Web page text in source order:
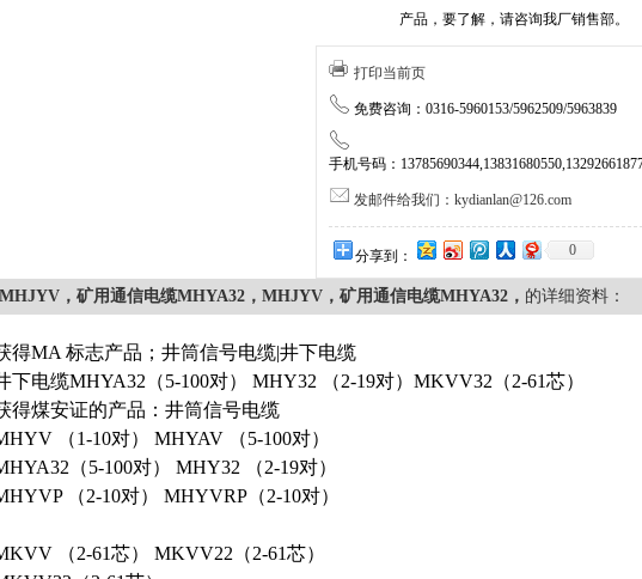
产品，要了解，请咨询我厂销售部。
打印当前页
免费咨询：0316-5960153/5962509/5963839
手机号码：
发邮件给我们：kydianlan@126.com
分享到： 0
MHJYV，矿用通信电缆MHYA32，MHJYV，矿用通信电缆MHYA32， 的详细资料：
得MA 标志产品；井筒信号电缆|井下电缆
下电缆MHYA32（5-100对） MHY32 （2-19对）MKVV32（2-61芯）
得煤安证的产品：井筒信号电缆
（1-10对） MHYAV （5-100对）
（5-100对） MHY32 （2-19对）
（2-10对） MHYVRP（2-10对）
（2-61芯） MKVV22（2-61芯）